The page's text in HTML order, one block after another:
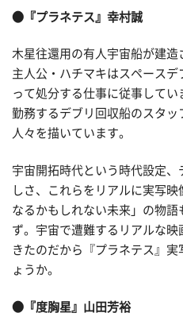
●『プラネテス』幸村誠
木星往還用の有人宇宙船が建造
主人公・ハチマキはスペース
って処分する仕事に従事して
勤務するデブリ回収船のスタッ
人々を描いています。
宇宙開拓時代という時代設定
しさ、これらをリアルに実写
なるかもしれない未来」の物
ず。宇宙で遭難するリアルな
きたのだから『プラネテス』
ょうか。
●『度胸星』山田芳裕